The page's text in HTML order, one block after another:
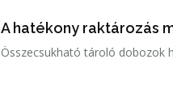
A hatékony raktározás
Összecsukható tároló dobozok